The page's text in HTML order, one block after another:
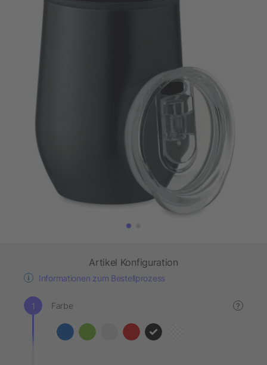
Artikel Konfiguration
Informationen zum Bestellprozess
Farbe ?